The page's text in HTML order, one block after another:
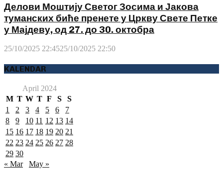
Делови Моштију Светог Зосима и Јакова
туманских биће пренете у Цркву Свете Петке
у Мајдеву, од 27. до 30. октобра
25/10/2025 22:4525/10/2025 22:50
KALENDAR
April 2024
M T W T F S
S
1
2 3 4 5 6
7
8
9 10 11 12 13 14
15 16 17 18 19 20 21
22 23 24 25 26 27 28
29 30
« Mar
May »